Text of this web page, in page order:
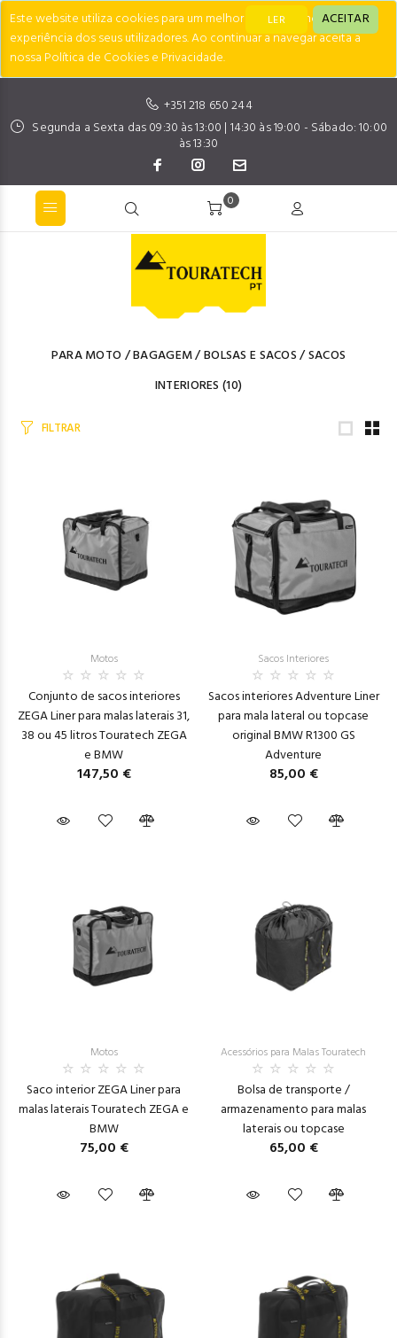
Este website utiliza cookies para um melhor desempenho e
experiência dos seus utilizadores. Ao continuar a navegar aceita a
nossa Política de Cookies e Privacidade.
LER ACEITAR
+351 218 650 244
Segunda a Sexta das 09:30 às 13:00 | 14:30 às 19:00 - Sábado: 10:00
às 13:30
0
PARA MOTO /BAGAGEM/BOLSAS E SACOS/SACOS
INTERIORES (10)
FILTRAR
Motos
Conjunto de sacos interiores
ZEGA Liner para malas laterais 31,
38 ou 45 litros Touratech ZEGA
e BMW
147,50 €
Sacos Interiores
Sacos interiores Adventure Liner
para mala lateral ou topcase
original BMW R1300 GS
Adventure
85,00 €
Motos
Saco interior ZEGA Liner para
malas laterais Touratech ZEGA e
BMW
75,00 €
Acessórios para Malas Touratech
Bolsa de transporte /
armazenamento para malas
laterais ou topcase
65,00 €